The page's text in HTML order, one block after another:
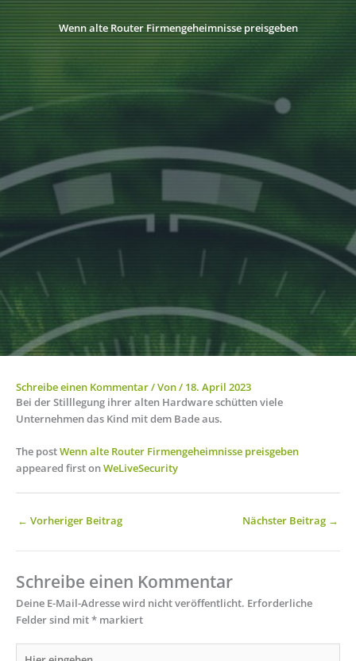
Wenn alte Router Firmengeheimnisse preisgeben
Schreibe einen Kommentar/ Von/ 18. April 2023
Bei der Stilllegung ihrer alten Hardware schütten viele
Unternehmen das Kind mit dem Bade aus.
The postWenn alte Router Firmengeheimnisse preisgeben
appeared first onWeLiveSecurity
← Vorheriger Beitrag Nächster Beitrag →
Schreibe einen Kommentar
Deine E-Mail-Adresse wird nicht veröffentlicht. Erforderliche
Felder sind mit* markiert